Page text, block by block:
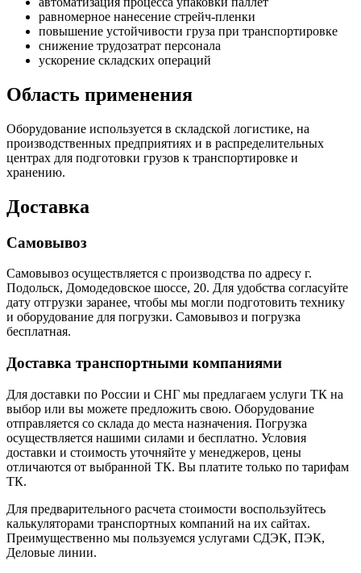
равномерное нанесение стрейч-пленки
повышение устойчивости груза при транспортировке
снижение трудозатрат персонала
ускорение складских операций
Область применения
Оборудование используется в складской логистике, на
производственных предприятиях и в распределительных
центрах для подготовки грузов к транспортировке и
хранению.
Доставка
Самовывоз
Самовывоз осуществляется с производства по адресу г.
Подольск, Домодедовское шоссе, 20. Для удобства согласуйте
дату отгрузки заранее, чтобы мы могли подготовить технику
и оборудование для погрузки. Самовывоз и погрузка
бесплатная.
Доставка транспортными компаниями
Для доставки по России и СНГ мы предлагаем услуги ТК на
выбор или вы можете предложить свою. Оборудование
отправляется со склада до места назначения. Погрузка
осуществляется нашими силами и бесплатно. Условия
доставки и стоимость уточняйте у менеджеров, цены
отличаются от выбранной ТК. Вы платите только по тарифам
ТК.
Для предварительного расчета стоимости воспользуйтесь
калькуляторами транспортных компаний на их сайтах.
Преимущественно мы пользуемся услугами СДЭК, ПЭК,
Деловые линии.